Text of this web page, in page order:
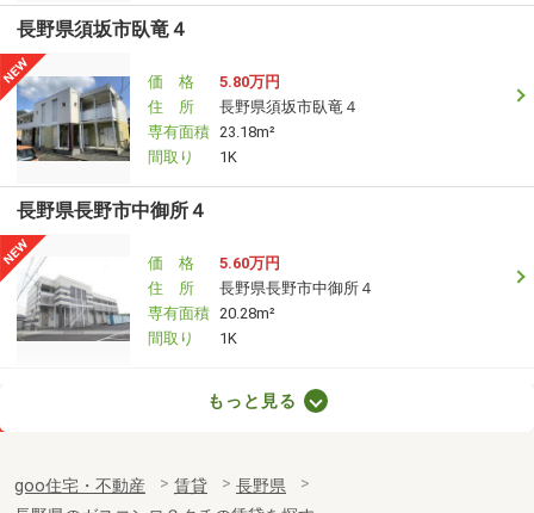
長野県須坂市臥竜４
価 格
5.80万円
住 所
長野県須坂市臥竜４
専有面積 23.18m²
間取り
1K
長野県長野市中御所４
価 格
5.60万円
住 所
長野県長野市中御所４
専有面積 20.28m²
間取り
1K
長野県塩尻市大字広丘高出
専有面積
26.49m²
もっと見る
goo住宅・不動産 賃貸
長野県